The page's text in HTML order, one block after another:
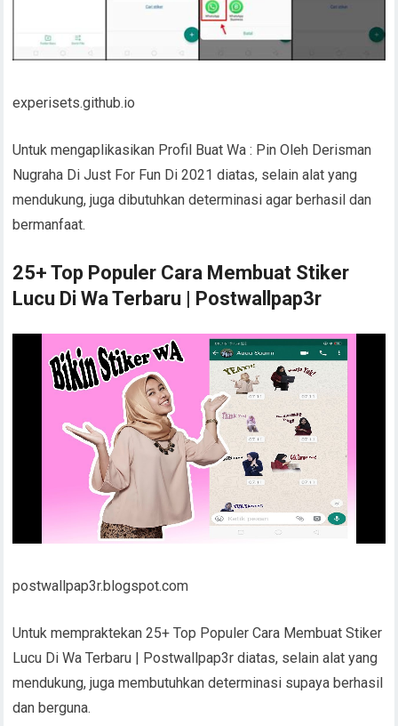
experisets.github.io
Untuk mengaplikasikan Profil Buat Wa : Pin Oleh Derisman
Nugraha Di Just For Fun Di 2021 diatas, selain alat yang
mendukung, juga dibutuhkan determinasi agar berhasil dan
bermanfaat.
25+ Top Populer Cara Membuat Stiker
Lucu Di Wa Terbaru | Postwallpap3r
postwallpap3r.blogspot.com
Untuk mempraktekan 25+ Top Populer Cara Membuat Stiker
Lucu Di Wa Terbaru | Postwallpap3r diatas, selain alat yang
mendukung, juga membutuhkan determinasi supaya berhasil
dan berguna.